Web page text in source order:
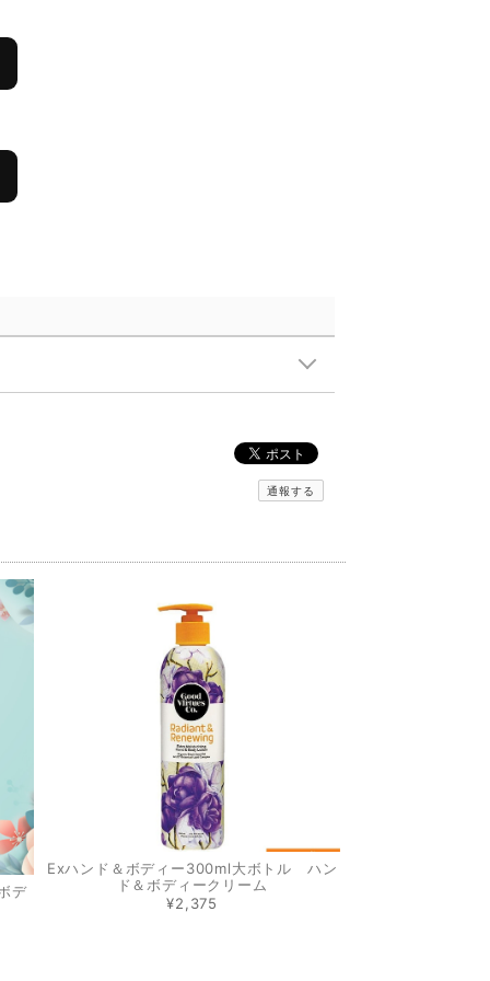
通報する
デ
Exハンド＆ボディー300ml大ボトル ハン
ド＆ボディークリーム
¥2,375